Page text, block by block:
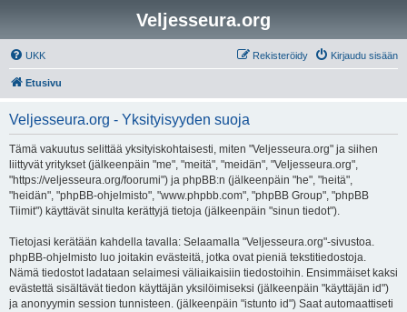
Veljesseura.org
UKK Kirjaudu sisään
Rekisteröidy
Etusivu
Veljesseura.org - Yksityisyyden suoja
Tämä vakuutus selittää yksityiskohtaisesti, miten "Veljesseura.org" ja siihen
liittyvät yritykset (jälkeenpäin "me", "meitä", "meidän", "Veljesseura.org",
"https://veljesseura.org/foorumi") ja phpBB:n (jälkeenpäin "he", "heitä",
"heidän", "phpBB-ohjelmisto", "www.phpbb.com", "phpBB Group", "phpBB
Tiimit") käyttävät sinulta kerättyjä tietoja (jälkeenpäin "sinun tiedot").
Tietojasi kerätään kahdella tavalla: Selaamalla "Veljesseura.org"-sivustoa.
phpBB-ohjelmisto luo joitakin evästeitä, jotka ovat pieniä tekstitiedostoja.
Nämä tiedostot ladataan selaimesi väliaikaisiin tiedostoihin. Ensimmäiset kaksi
evästettä sisältävät tiedon käyttäjän yksilöimiseksi (jälkeenpäin "käyttäjän id")
ja anonyymin session tunnisteen. (jälkeenpäin "istunto id") Saat automaattiseti